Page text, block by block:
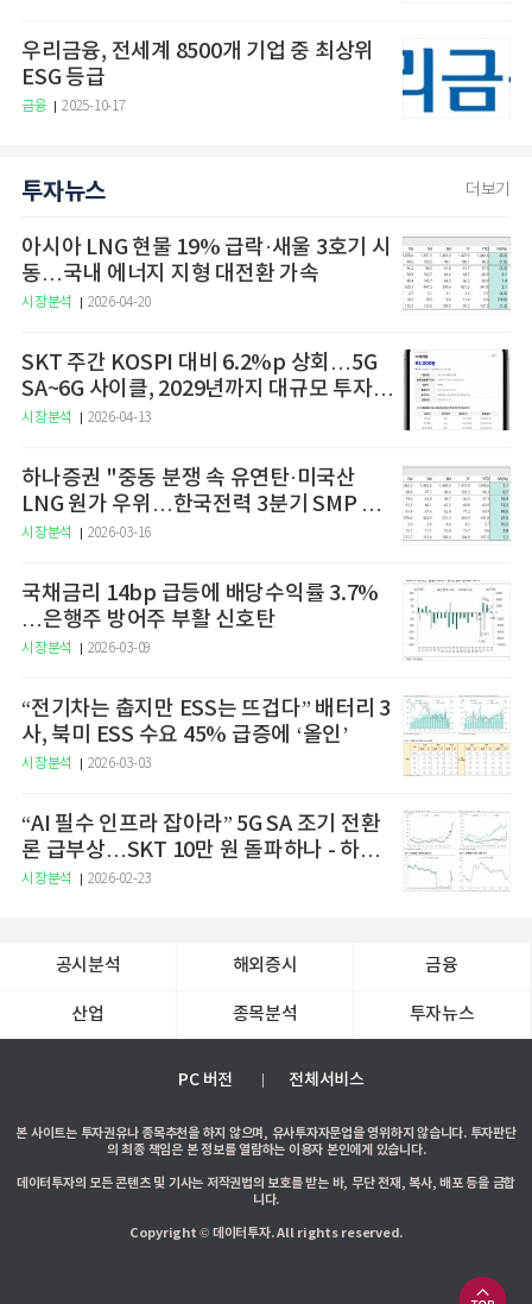
우리금융, 전세계 8500개 기업 중 최상위
ESG 등급
금융 2025-10-17
투자뉴스 더보기
아시아 LNG 현물 19% 급락·새울 3호기 시
동…국내 에너지 지형 대전환 가속
시장분석 2026-04-20
SKT 주간 KOSPI 대비 6.2%p 상회…5G
SA~6G 사이클, 2029년까지 대규모 투자
예고
시장분석 2026-04-13
하나증권 "중동 분쟁 속 유연탄·미국산
LNG 원가 우위…한국전력 3분기 SMP 상
승 전망"
시장분석 2026-03-16
국채금리 14bp 급등에 배당수익률 3.7%
…은행주 방어주 부활 신호탄
시장분석 2026-03-09
“전기차는 춥지만 ESS는 뜨겁다” 배터리 3
사, 북미 ESS 수요 45% 급증에 ‘올인’
시장분석 2026-03-03
“AI 필수 인프라 잡아라” 5G SA 조기 전환
론 급부상…SKT 10만 원 돌파하나 - 하나
증권
시장분석 2026-02-23
공시분석 해외증시 금융
산업 종목분석 투자뉴스
PC 버전 전체서비스
본 사이트는 투자권유나 종목추천을 하지 않으며, 유사투자자문업을 영위하지 않습니다. 투자판단
의 최종 책임은 본 정보를 열람하는 이용자 본인에게 있습니다.
데이터투자의 모든 콘텐츠 및 기사는 저작권법의 보호를 받는 바, 무단 전재, 복사, 배포 등을 금합
니다.
Copyright © 데이터투자. All rights reserved.